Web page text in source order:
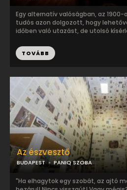
Egy alternatív valóságban, az 1900-
tudós azon dolgozott, hogy
időben való utazást, de utolsó
TOVÁBB
Az észvesztő
BUDAPEST PANIQ SZOBA
"Ha elhagytok egy szobát, az ajtó